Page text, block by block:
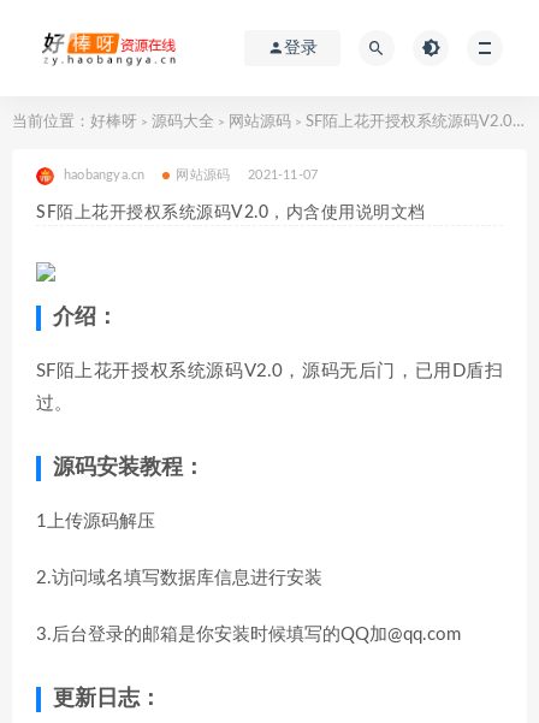
登录
当前位置： 好棒呀 > 源码大全 > 网站源码 > SF陌上花开授权系统源码V2.0，内含使用说明文档
haobangya.cn 网站源码 2021-11-07
SF陌上花开授权系统源码V2.0，内含使用说明文档
介绍：
SF陌上花开授权系统源码V2.0，源码无后门，已用D盾扫
过。
源码安装教程：
1上传源码解压
2.访问域名填写数据库信息进行安装
3.后台登录的邮箱是你安装时候填写的QQ加@qq.com
更新日志：